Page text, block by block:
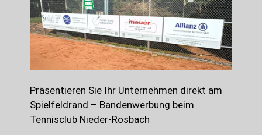
Präsentieren Sie Ihr Unternehmen direkt am
Spielfeldrand – Bandenwerbung beim
Tennisclub Nieder-Rosbach